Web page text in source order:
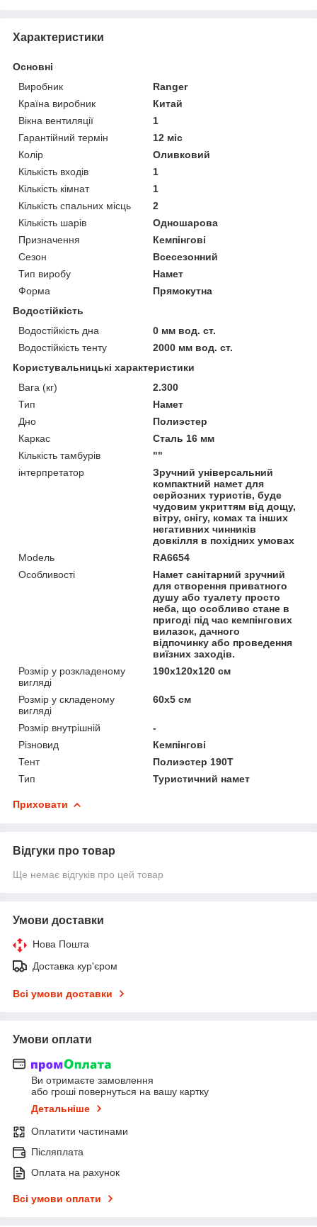
Характеристики
Основні
Виробник
Ranger
Країна виробник
Китай
Вікна вентиляції
1
Гарантійний термін
12 міс
Колір
Оливковий
Кількість входів
1
Кількість кімнат
1
Кількість спальних місць
2
Кількість шарів
Одношарова
Призначення
Кемпінгові
Сезон
Всесезонний
Тип виробу
Намет
Форма
Прямокутна
Водостійкість
Водостійкість дна
0 мм вод. ст.
Водостійкість тенту
2000 мм вод. ст.
Користувальницькі характеристики
Вага (кг)
2.300
Тип
Намет
Дно
Полиэстер
Каркас
Сталь 16 мм
Кількість тамбурів
""
інтерпретатор
Зручний універсальний
компактний намет для
серйозних туристів, буде
чудовим укриттям від дощу,
вітру, снігу, комах та інших
негативних чинників
довкілля в похідних умовах
Моdель
RA6654
Особливості
Намет санітарний зручний
для створення приватного
душу або туалету просто
неба, що особливо стане в
пригоді під час кемпінгових
вилазок, дачного
відпочинку або проведення
виїзних заходів.
Розмір у розкладеному
вигляді
190х120х120 см
Розмір у складеному
вигляді
60х5 см
Розмір внутрішній
-
Різновид
Кемпінгові
Тент
Полиэстер 190Т
Тип
Туристичний намет
Приховати
Відгуки про товар
Ще немає відгуків про цей товар
Умови доставки
Нова Пошта
Доставка кур'єром
Всі умови доставки
Умови оплати
Ви отримаєте замовлення
або гроші повернуться на вашу картку
Детальніше
Оплатити частинами
Післяплата
Оплата на рахунок
Всі умови оплати